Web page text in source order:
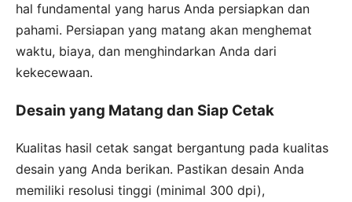
hal fundamental yang harus Anda persiapkan dan
pahami. Persiapan yang matang akan menghemat
waktu, biaya, dan menghindarkan Anda dari
kekecewaan.
Desain yang Matang dan Siap Cetak
Kualitas hasil cetak sangat bergantung pada kualitas
desain yang Anda berikan. Pastikan desain Anda
memiliki resolusi tinggi (minimal 300 dpi),